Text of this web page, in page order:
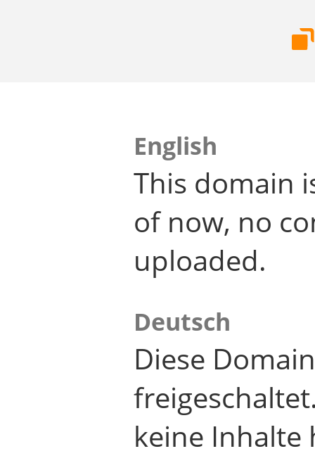
English
This domain
of now, no
uploaded.
Deutsch
Diese
keine Inhalte